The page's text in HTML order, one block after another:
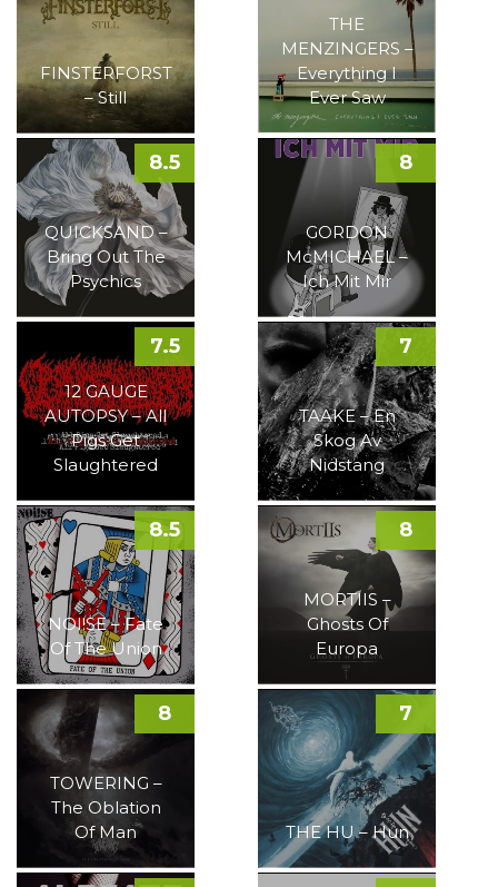
FINSTERFORST
– Still
THE
MENZINGERS –
Everything I
Ever Saw
QUICKSAND –
Bring Out The
Psychics
8.5
GORDON
McMICHAEL –
Ich Mit Mir
8
12 GAUGE
AUTOPSY – All
Pigs Get
Slaughtered
7.5
TAAKE – En
Skog Av
Nidstang
7
NOI!SE – Fate
Of The Union
8.5
MORTIIS –
Ghosts Of
Europa
8
TOWERING –
The Oblation
Of Man
8
THE HU – Hun
7